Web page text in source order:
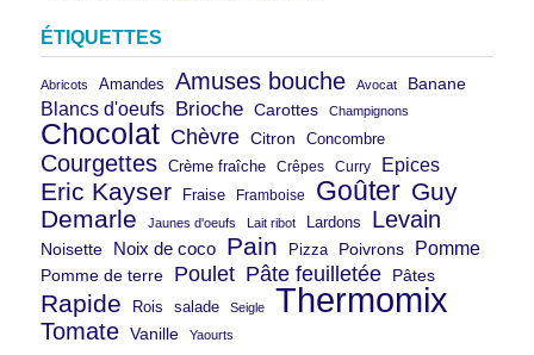
ÉTIQUETTES
Abricots Amandes Amuses bouche Avocat Banane
Blancs d'oeufs Brioche Carottes Champignons
Chocolat Chèvre Citron Concombre
Courgettes Crème fraîche Crêpes Curry Epices
Eric Kayser Fraise Framboise Goûter Guy
Demarle
Jaunes d'oeufs Lait ribot Lardons Levain
Noisette Noix de coco Pain Pizza Poivrons Pomme
Pomme de terre Poulet Pâte feuilletée Pâtes
Rapide Rois salade Seigle Thermomix
Tomate Vanille Yaourts